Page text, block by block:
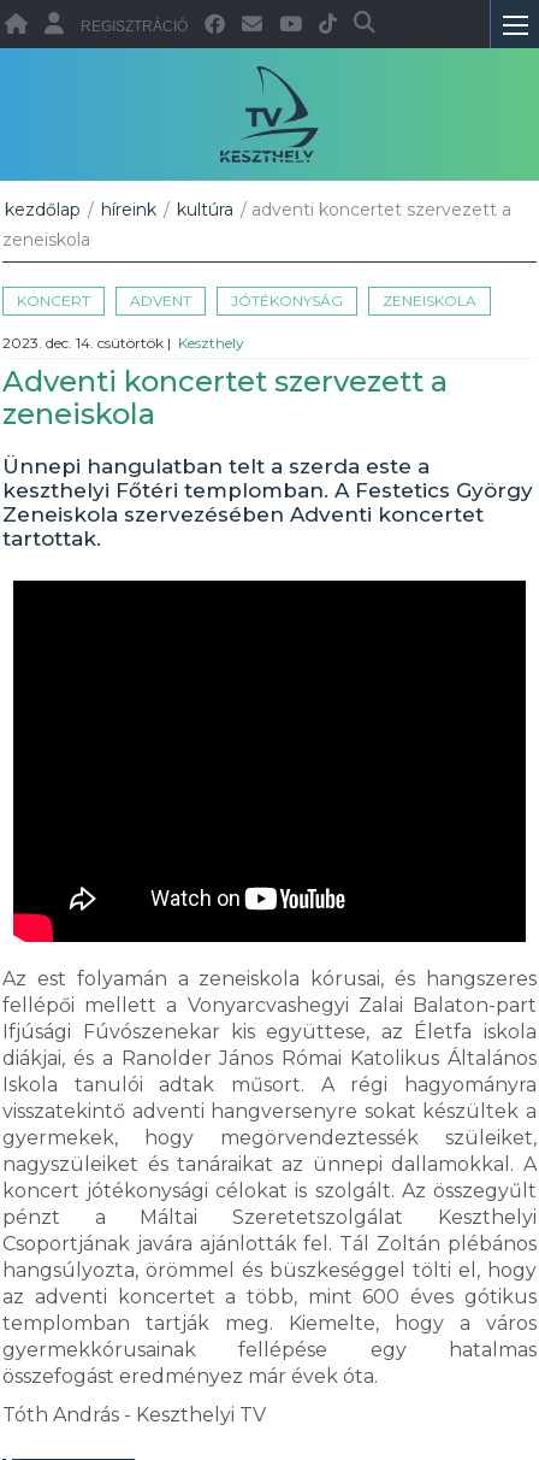
REGISZTRÁCIÓ
kezdőlap / híreink / kultúra / adventi koncertet szervezett a
zeneiskola
KONCERT ADVENT JÓTÉKONYSÁG ZENEISKOLA
2023. dec. 14. csütörtök | Keszthely
Adventi koncertet szervezett a
zeneiskola
Ünnepi hangulatban telt a szerda este a
keszthelyi Főtéri templomban. A Festetics György
Zeneiskola szervezésében Adventi koncertet
tartottak.
Az est folyamán a zeneiskola kórusai, és hangszeres
fellépői mellett a Vonyarcvashegyi Zalai Balaton-part
Ifjúsági Fúvószenekar kis együttese, az Életfa iskola
diákjai, és a Ranolder János Római Katolikus Általános
Iskola tanulói adtak műsort. A régi hagyományra
visszatekintő adventi hangversenyre sokat készültek a
gyermekek, hogy megörvendeztessék szüleiket,
nagyszüleiket és tanáraikat az ünnepi dallamokkal. A
koncert jótékonysági célokat is szolgált. Az összegyűlt
pénzt a Máltai Szeretetszolgálat Keszthelyi
Csoportjának javára ajánlották fel. Tál Zoltán plébános
hangsúlyozta, örömmel és büszkeséggel tölti el, hogy
az adventi koncertet a több, mint 600 éves gótikus
templomban tartják meg. Kiemelte, hogy a város
gyermekkórusainak fellépése egy hatalmas
összefogást eredményez már évek óta.
Tóth András - Keszthelyi TV